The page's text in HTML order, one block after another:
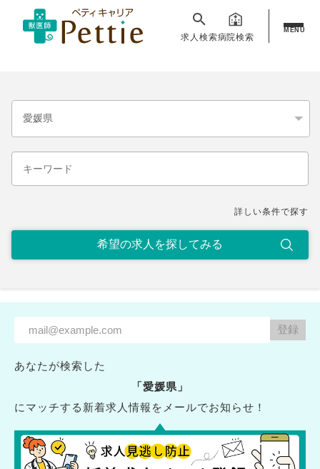
求人検索病院検索
MENU
詳しい条件で探す
あなたが検索した
「愛媛県」
にマッチする新着求人情報をメールでお知らせ！